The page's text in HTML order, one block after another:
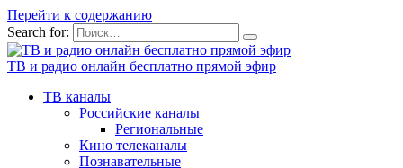
Перейти к содержанию
Search for:
ТВ и радио онлайн бесплатно прямой эфир
ТВ каналы
Российские каналы
Региональные
Кино телеканалы
Познавательные